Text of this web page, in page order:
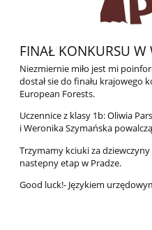
FINAŁ KONKURSU W
Niezmiernie miło jest mi
dostał sie do finału krajowego
European Forests.
Uczennice z klasy 1b: Oliwia
i Weronika Szymańska
Trzymamy kciuki za
nastepny etap w Pradze.
Good luck!- Językiem